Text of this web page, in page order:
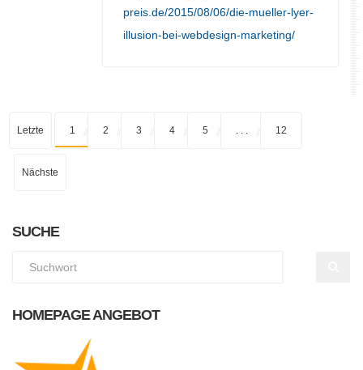
preis.de/2015/08/06/die-mueller-lyer-
illusion-bei-webdesign-marketing/
Letzte 1 2 3 4 5 12
Nächste
SUCHE
HOMEPAGE ANGEBOT